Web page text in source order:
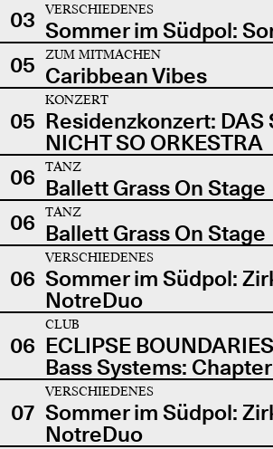
03
VERSCHIEDENES
Sommer im Südpol:
05
ZUM MITMACHEN
Caribbean Vibes
05
KONZERT
Residenzkonzert: DAS
NICHT SO ORKESTRA
06
TANZ
Ballett Grass On Stage
06
TANZ
Ballett Grass On Stage
06
VERSCHIEDENES
Sommer im Südpol:
NotreDuo
06
CLUB
ECLIPSE
Bass Systems:
07
VERSCHIEDENES
Sommer im Südpol:
NotreDuo